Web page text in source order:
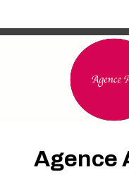
Agence